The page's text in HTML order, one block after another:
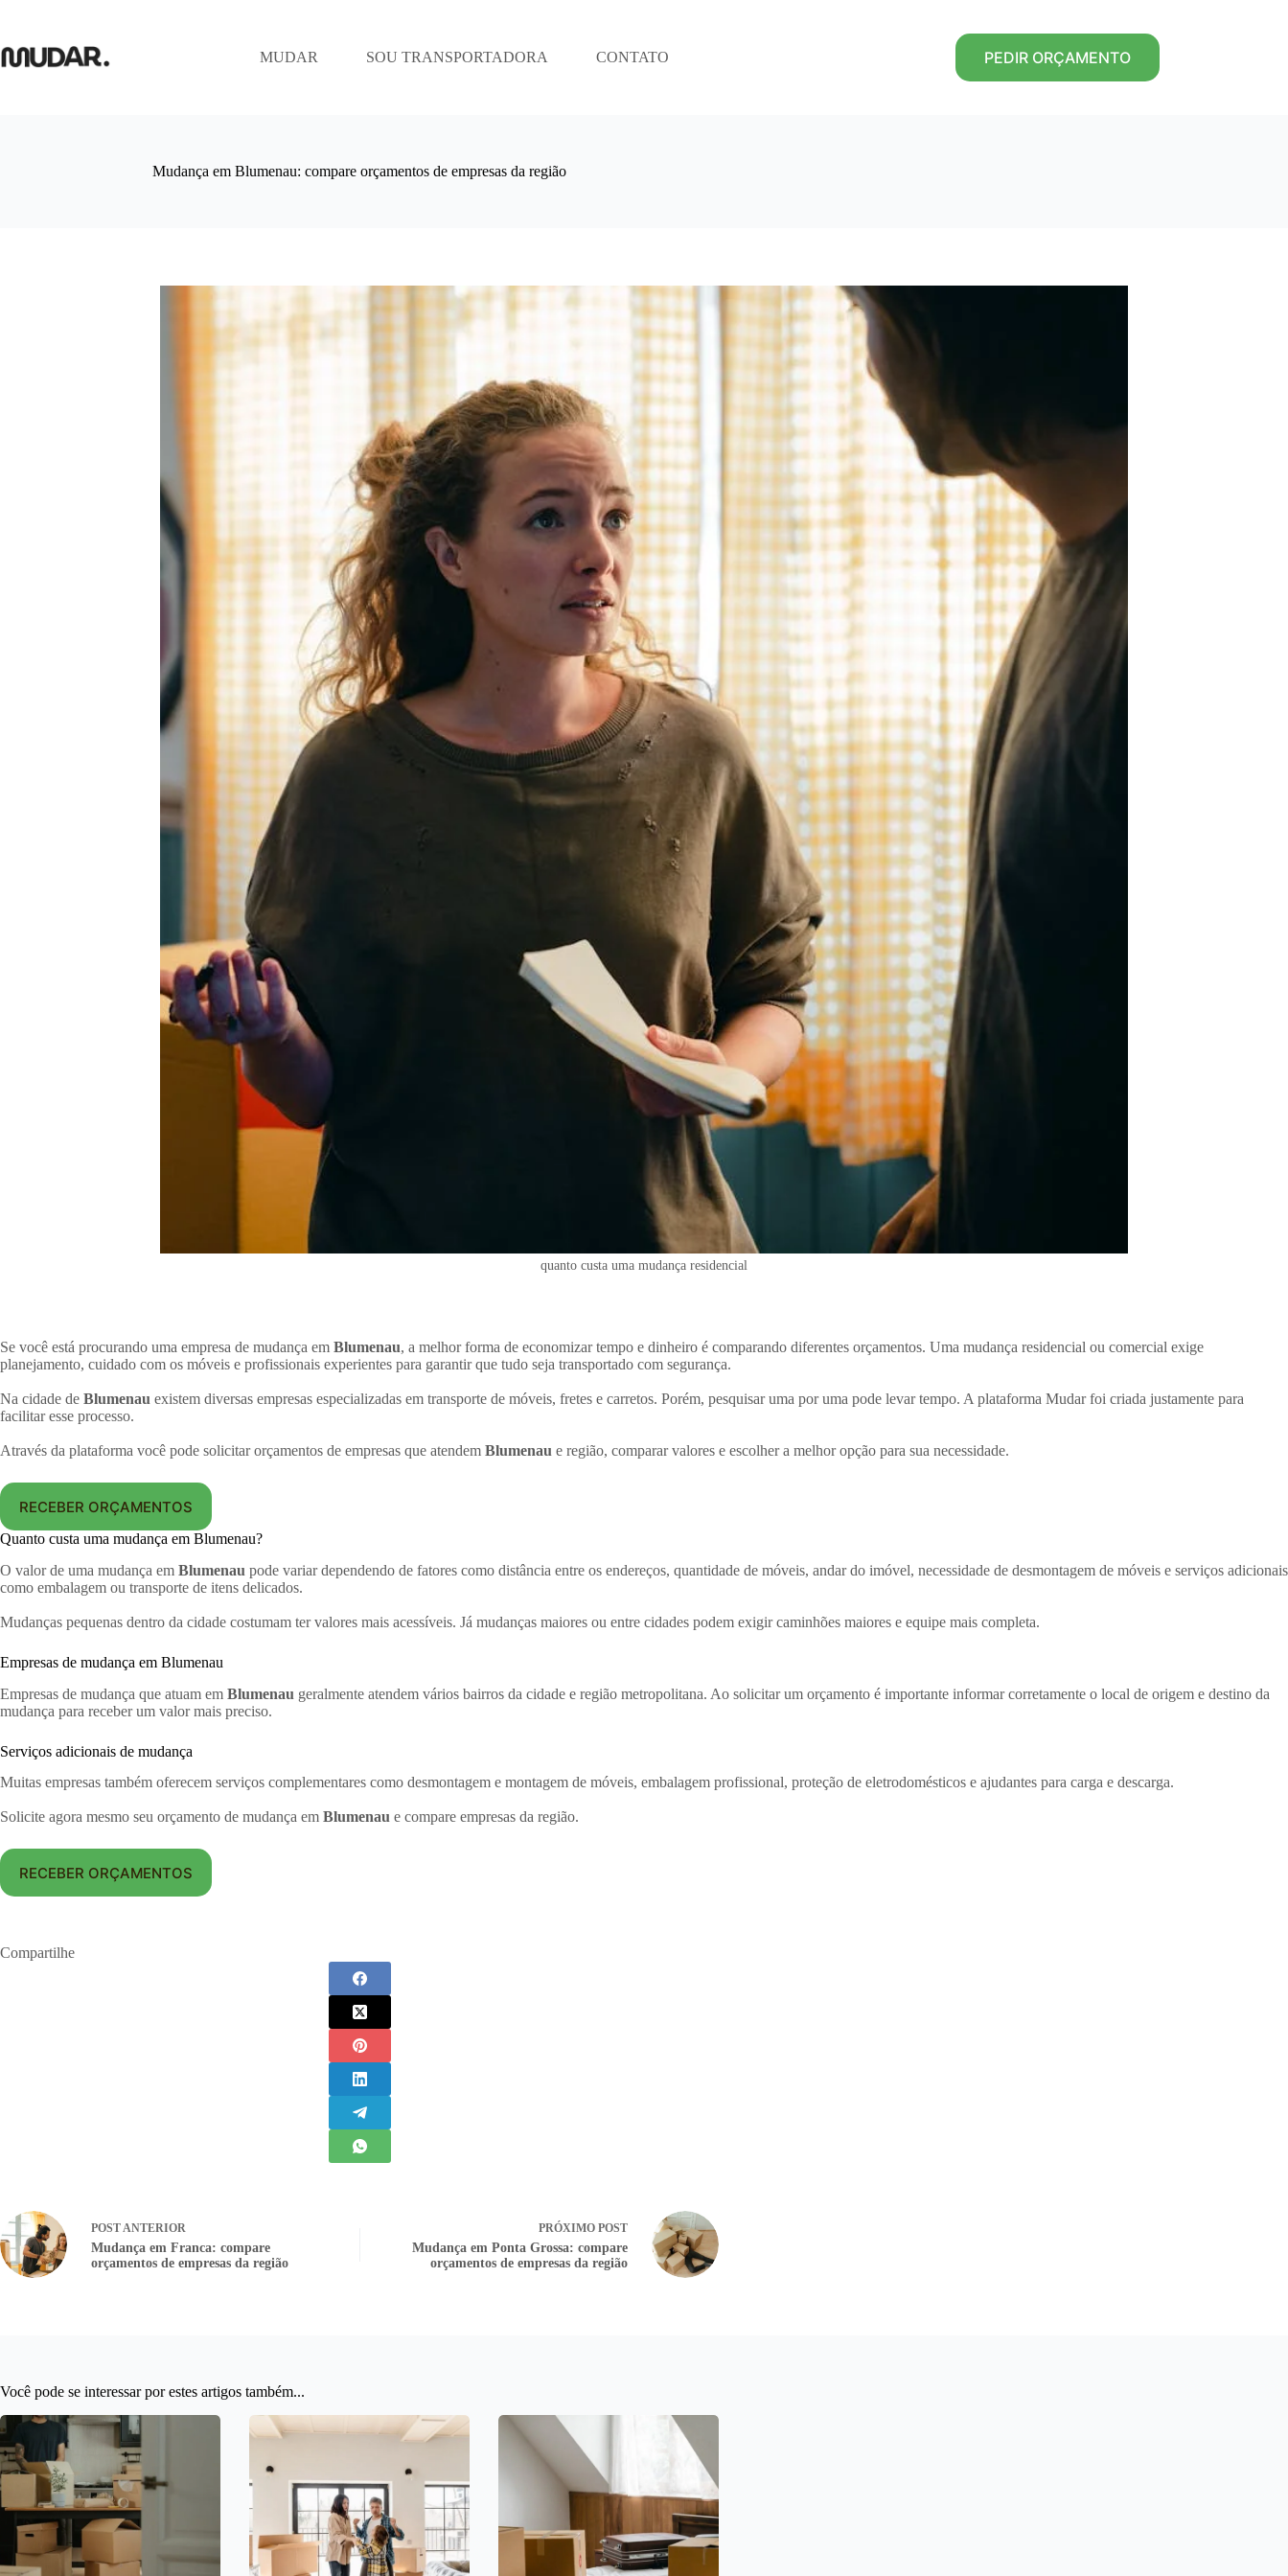
conteúdo
MUDAR SOU TRANSPORTADORA CONTATO PEDIR ORÇAMENTO
Mudança em Blumenau: compare orçamentos de empresas da região
quanto custa uma mudança residencial
Se você está procurando uma empresa de mudança em Blumenau, a melhor forma de economizar tempo e dinheiro é comparando diferentes orçamentos. Uma mudança residencial ou comercial exige
planejamento, cuidado com os móveis e profissionais experientes para garantir que tudo seja transportado com segurança.
Na cidade de Blumenau existem diversas empresas especializadas em transporte de móveis, fretes e carretos. Porém, pesquisar uma por uma pode levar tempo. A plataforma Mudar foi criada justamente para
facilitar esse processo.
Através da plataforma você pode solicitar orçamentos de empresas que atendem Blumenau e região, comparar valores e escolher a melhor opção para sua necessidade.
RECEBER ORÇAMENTOS
Quanto custa uma mudança em Blumenau?
O valor de uma mudança em Blumenau pode variar dependendo de fatores como distância entre os endereços, quantidade de móveis, andar do imóvel, necessidade de desmontagem de móveis e serviços adicionais
como embalagem ou transporte de itens delicados.
Mudanças pequenas dentro da cidade costumam ter valores mais acessíveis. Já mudanças maiores ou entre cidades podem exigir caminhões maiores e equipe mais completa.
Empresas de mudança em Blumenau
Empresas de mudança que atuam em Blumenau geralmente atendem vários bairros da cidade e região metropolitana. Ao solicitar um orçamento é importante informar corretamente o local de origem e destino da
mudança para receber um valor mais preciso.
Serviços adicionais de mudança
Muitas empresas também oferecem serviços complementares como desmontagem e montagem de móveis, embalagem profissional, proteção de eletrodomésticos e ajudantes para carga e descarga.
Solicite agora mesmo seu orçamento de mudança em Blumenau e compare empresas da região.
RECEBER ORÇAMENTOS
Compartilhe
POSTANTERIOR
Mudança em Franca: compare
orçamentos de empresas da região
PRÓXIMO POST
Mudança em Ponta Grossa: compare
orçamentos de empresas da região
Você pode se interessar por estes artigos também...